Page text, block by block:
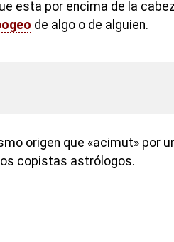
esta por encima de la
de algo o de alguien.
origen que «acimut» por
copistas astrólogos.